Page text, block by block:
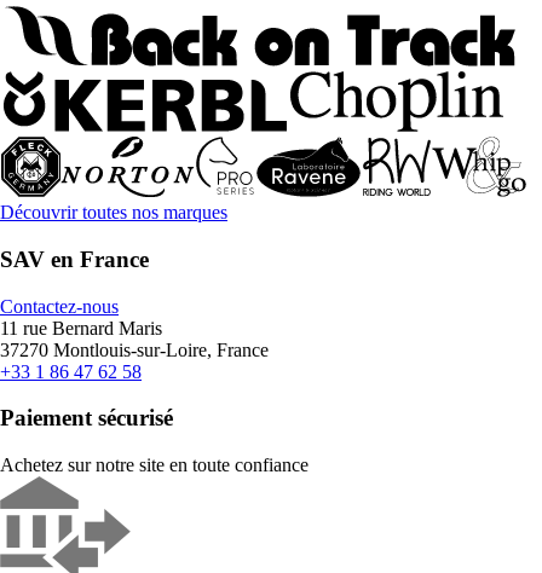
Découvrir toutes nos marques
SAV en France
Contactez-nous
11 rue Bernard Maris
37270 Montlouis-sur-Loire, France
+33 1 86 47 62 58
Paiement sécurisé
Achetez sur notre site en toute confiance